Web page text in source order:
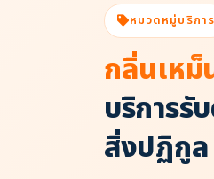
หมวดหมู่บริการ
กลิ่นเห
บริการรั
สิ่งปฏิกู